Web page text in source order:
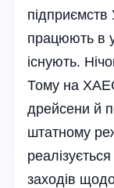
працюють в
існують.
Тому на
дрейсени й
штатному
заходів